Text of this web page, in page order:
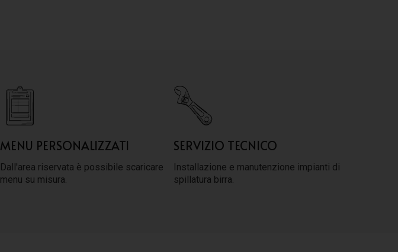
MENU PERSONALIZZATI
Dall'area riservata è possibile scaricare
menu su misura.
SERVIZIO TECNICO
Installazione e manutenzione impianti di
spillatura birra.